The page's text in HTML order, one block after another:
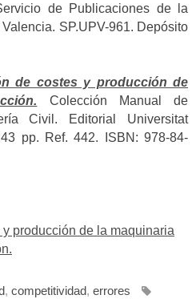
de Publicaciones de la
SP.UPV-961. Depósito
de costes y producción de
Colección Manual de
Civil. Editorial Universitat
pp. Ref. 442. ISBN: 978-84-
producción de la maquinaria
, competitividad, errores